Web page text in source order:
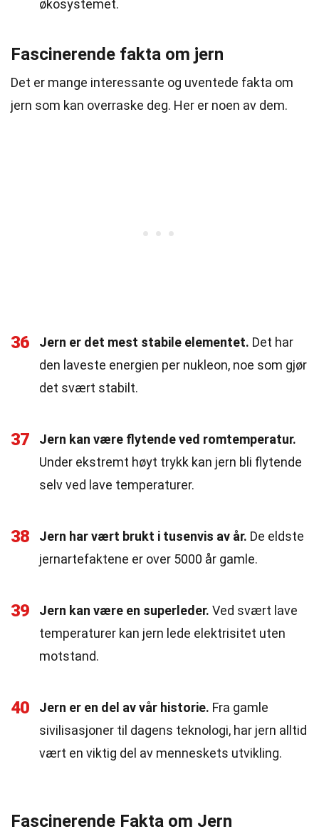
økosystemet.
Fascinerende fakta om jern
Det er mange interessante og uventede fakta om
jern som kan overraske deg. Her er noen av dem.
36 Jern er det mest stabile elementet. Det har
den laveste energien per nukleon, noe som gjør
det svært stabilt.
37
Jern kan være flytende ved romtemperatur.
Under ekstremt høyt trykk kan jern bli flytende
selv ved lave temperaturer.
38 Jern har vært brukt i tusenvis av år. De eldste
jernartefaktene er over 5000 år gamle.
39 Jern kan være en superleder. Ved svært lave
temperaturer kan jern lede elektrisitet uten
motstand.
40 Jern er en del av vår historie. Fra gamle
sivilisasjoner til dagens teknologi, har jern alltid
vært en viktig del av menneskets utvikling.
Fascinerende Fakta om Jern